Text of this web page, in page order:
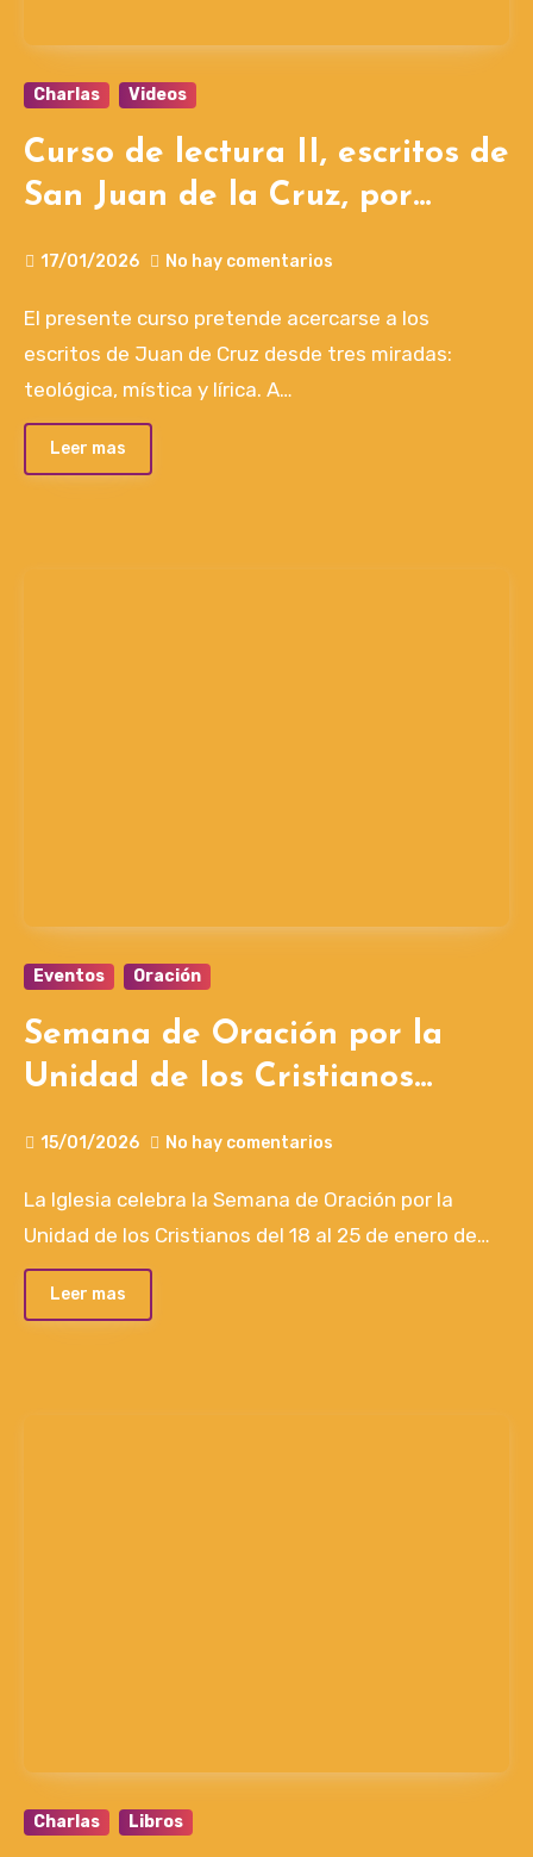
Charlas Videos
Curso de lectura II, escritos de
San Juan de la Cruz, por
17/01/2026 No hay comentarios
El presente curso pretende acercarse a los
escritos de Juan de Cruz desde tres miradas:
teológica, mística y lírica. A…
Leer mas
Eventos Oración
Semana de Oración por la
Unidad de los Cristianos
15/01/2026 No hay comentarios
La Iglesia celebra la Semana de Oración por la
Unidad de los Cristianos del 18 al 25 de enero de…
Leer mas
Charlas Libros